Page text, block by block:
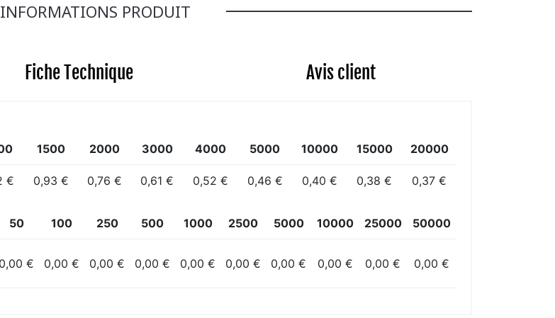
INFORMATIONS PRODUIT
Fiche Technique Avis client
1500 2000 3000 4000 5000 10000 15000 20000
€ 0,93 € 0,76 € 0,61 € 0,52 € 0,46 € 0,40 € 0,38 € 0,37 €
50 100 250 500 1000 2500 5000 10000 25000 50000
0,00 € 0,00 € 0,00 € 0,00 € 0,00 € 0,00 € 0,00 € 0,00 € 0,00 € 0,00 €